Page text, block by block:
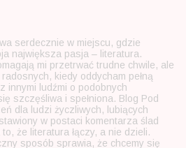
serdecznie w miejscu, gdzie
największa pasja – literatura.
mi przetrwać trudne chwile, ale
kiedy oddycham pełną
innymi ludźmi o podobnych
szczęśliwa i spełniona. Blog Pod
dla ludzi życzliwych, lubiących
w postaci komentarza ślad
że literatura łączy, a nie dzieli.
sposób sprawia, że chcemy się